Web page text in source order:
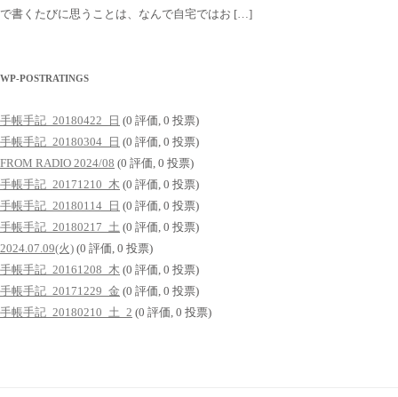
で書くたびに思うことは、なんで自宅ではお […]
WP-POSTRATINGS
手帳手記_20180422_日 (0 評価, 0 投票)
手帳手記_20180304_日 (0 評価, 0 投票)
FROM RADIO 2024/08 (0 評価, 0 投票)
手帳手記_20171210_木 (0 評価, 0 投票)
手帳手記_20180114_日 (0 評価, 0 投票)
手帳手記_20180217_土 (0 評価, 0 投票)
2024.07.09(火) (0 評価, 0 投票)
手帳手記_20161208_木 (0 評価, 0 投票)
手帳手記_20171229_金 (0 評価, 0 投票)
手帳手記_20180210_土_2 (0 評価, 0 投票)